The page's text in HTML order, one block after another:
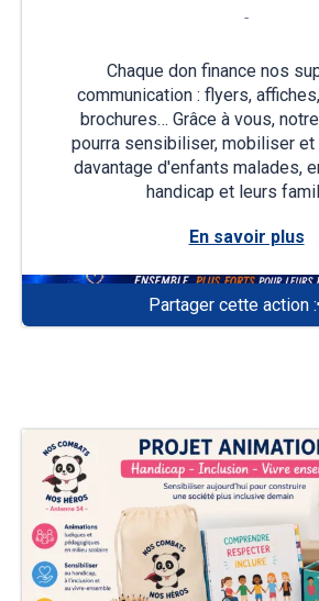
-
Chaque don finance nos
communication : flyers,
brochures… Grâce à vous,
pourra sensibiliser, mobiliser et
davantage d'enfants malades,
handicap et leurs
En savoir plus
Partager cette action :